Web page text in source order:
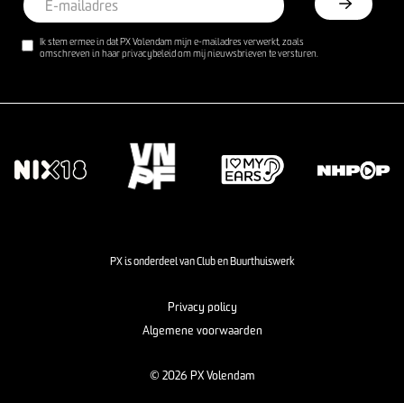
Ik stem ermee in dat PX Volendam mijn e-mailadres verwerkt, zoals
omschreven in haar privacybeleid om mij nieuwsbrieven te versturen.
PX is onderdeel van Club en Buurthuiswerk
Privacy policy
Algemene voorwaarden
© 2026 PX Volendam